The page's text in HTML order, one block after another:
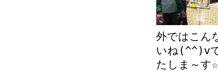
外ではこん
いね(^^)vで
たしま～す☆